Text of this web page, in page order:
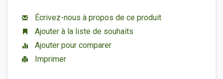
Écrivez-nous à propos de ce produit
Ajouter à la liste de souhaits
Ajouter pour comparer
Imprimer